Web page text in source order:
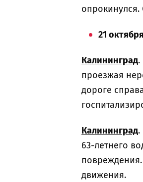
опрокинулся.
21
Калининград.
проезжая
дороге
Калининград.
63-летнего
движения.